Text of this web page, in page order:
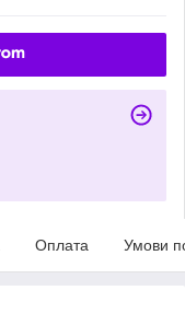
Оплата Умови